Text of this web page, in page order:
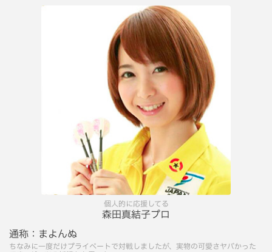
個人的に応援してる
森田真結子プロ
通称： まよんぬ
ちなみに一度だけプライベートで対戦しましたが、実物の可愛さヤバかった